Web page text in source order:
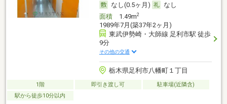
なし(0.5ヶ月)
なし
面積1.49m2
1989年7月(築37年2ヶ月)
東武伊勢崎・大師線 足利市駅 徒歩
9分
その他の交通
栃木県足利市八幡町１丁目
1階 即引き渡し可
駐車場(近隣含)
駅から徒歩10分以内